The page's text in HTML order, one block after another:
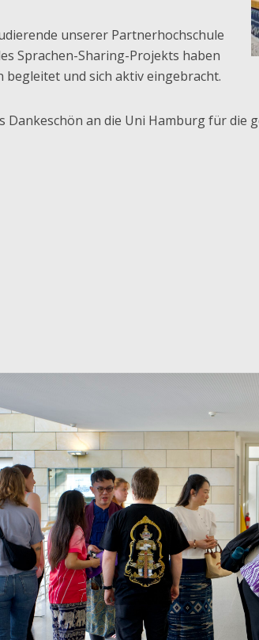
unserer Partnerhochschule
Sprachen-Sharing-Projekts haben
begleitet und sich aktiv eingebracht.
Dankeschön an die Uni Hamburg für die